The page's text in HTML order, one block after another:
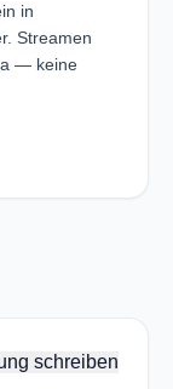
in
Streamen
— keine
schreiben